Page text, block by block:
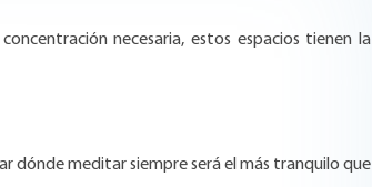
necesaria, estos espacios tienen la
dónde meditar siempre será el más tranquilo que